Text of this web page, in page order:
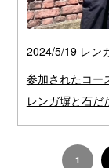
2024/5/19 レン
参加されたコー
レンガ塀と石だ
1